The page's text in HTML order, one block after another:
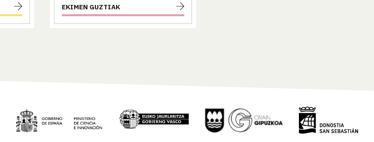
EKIMEN GUZTIAK